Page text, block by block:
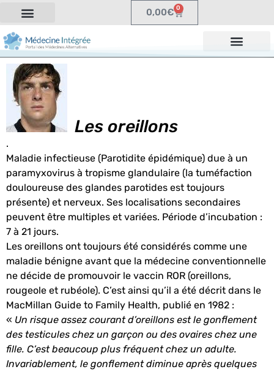
0,00€ 0
Les oreillons
.
Maladie infectieuse (Parotidite épidémique) due à un
paramyxovirus à tropisme glandulaire (la tuméfaction
douloureuse des glandes parotides est toujours
présente) et nerveux. Ses localisations secondaires
peuvent être multiples et variées. Période d’incubation :
7 à 21 jours.
Les oreillons ont toujours été considérés comme une
maladie bénigne avant que la médecine conventionnelle
ne décide de promouvoir le vaccin ROR (oreillons,
rougeole et rubéole). C’est ainsi qu’il a été décrit dans le
MacMillan Guide to Family Health, publié en 1982 :
« Un risque assez courant d’oreillons est le gonflement
des testicules chez un garçon ou des ovaires chez une
fille. C’est beaucoup plus fréquent chez un adulte.
Invariablement, le gonflement diminue après quelques